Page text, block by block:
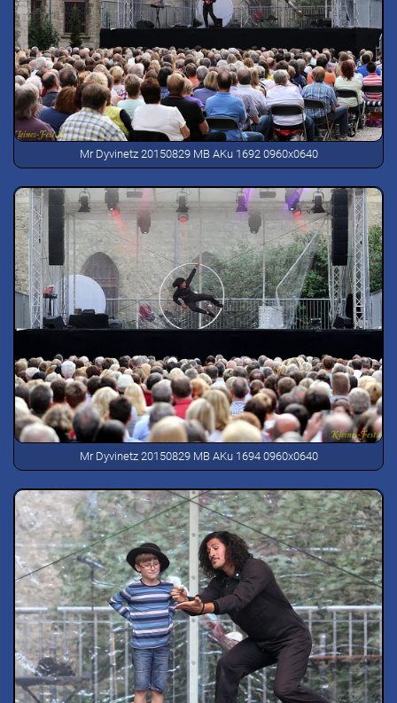
Mr Dyvinetz 20150829 MB AKu 1692 0960x0640
Mr Dyvinetz 20150829 MB AKu 1694 0960x0640